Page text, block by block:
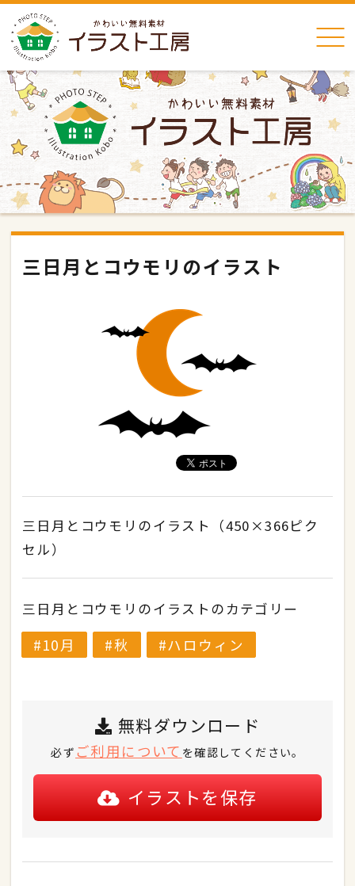
三日月とコウモリのイラスト
三日月とコウモリのイラスト（450×366ピク
セル）
三日月とコウモリのイラストのカテゴリー
10月 秋 ハロウィン
無料ダウンロード
必ず ご利用について を確認してください。
イラストを保存